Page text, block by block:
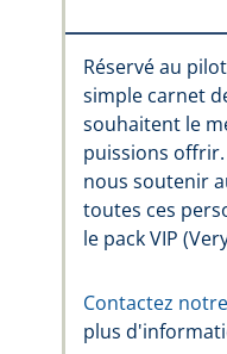
Réservé au
simple carnet
souhaitent le
puissions
nous soutenir
toutes ces
le pack VIP
Contactez
plus